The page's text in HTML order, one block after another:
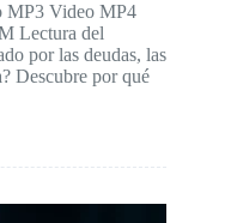
MP3 Video MP4
Lectura del
por las deudas, las
Descubre por qué